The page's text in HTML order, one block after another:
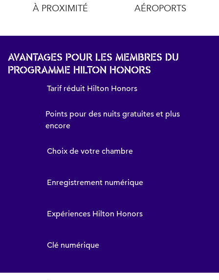
À PROXIMITÉ AÉROPORTS
AVANTAGES POUR LES MEMBRES DU
PROGRAMME HILTON HONORS
Tarif réduit Hilton Honors
Points pour des nuits gratuites et plus
encore
Choix de votre chambre
Enregistrement numérique
Expériences Hilton Honors
Clé numérique